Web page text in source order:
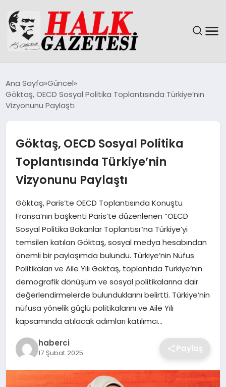
DÜNYA
MAGAZIN
SAĞLIK
SIYASET
SPOR
TEKNOLOJI
YAŞAM
Ana Sayfa Güncel
Göktaş, OECD Sosyal Politika Toplantısında Türkiye’nin
Vizyonunu Paylaştı
Göktaş, OECD Sosyal Politika
Toplantısında Türkiye’nin
Vizyonunu Paylaştı
Göktaş, Paris’te OECD Toplantısında Konuştu
Fransa’nın başkenti Paris’te düzenlenen “OECD
Sosyal Politika Bakanlar Toplantısı”na Türkiye’yi
temsilen katılan Göktaş, sosyal medya hesabından
önemli bir paylaşımda bulundu. Türkiye’nin Nüfus
Politikaları ve Aile Yılı Göktaş, toplantıda Türkiye’nin
demografik dönüşüm ve sosyal politikalarına dair
değerlendirmelerde bulunduklarını belirtti. Türkiye’nin
nüfusa yönelik güçlü politikalarını ve Aile Yılı
kapsamında atılacak adımları katılımcı…
haberci
17 Şubat 2025 Paylaş